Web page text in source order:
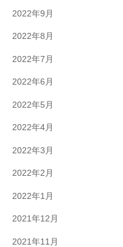
2022年9月
2022年8月
2022年7月
2022年6月
2022年5月
2022年4月
2022年3月
2022年2月
2022年1月
2021年12月
2021年11月